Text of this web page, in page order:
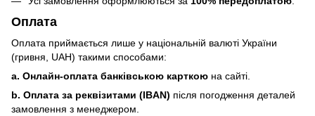
Оплата
Оплата приймається лише у національній валюті України
(гривня, UAH) такими способами:
a. Онлайн-оплата банківською карткою на сайті.
b. Оплата за реквізитами (IBAN) після погодження деталей
замовлення з менеджером.